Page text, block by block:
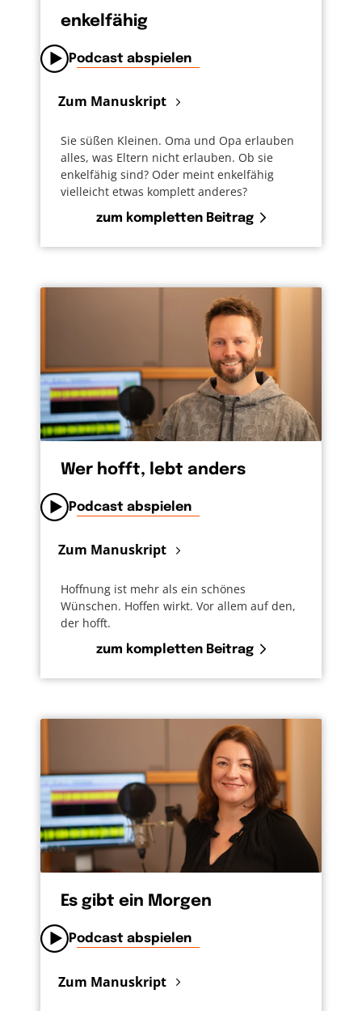
enkelfähig
Podcast abspielen
Zum Manuskript
Sie süßen Kleinen. Oma und Opa erlauben
alles, was Eltern nicht erlauben. Ob sie
enkelfähig sind? Oder meint enkelfähig
vielleicht etwas komplett anderes?
zum kompletten Beitrag
Wer hofft, lebt anders
Podcast abspielen
Zum Manuskript
Hoffnung ist mehr als ein schönes
Wünschen. Hoffen wirkt. Vor allem auf den,
der hofft.
zum kompletten Beitrag
Es gibt ein Morgen
Podcast abspielen
Zum Manuskript